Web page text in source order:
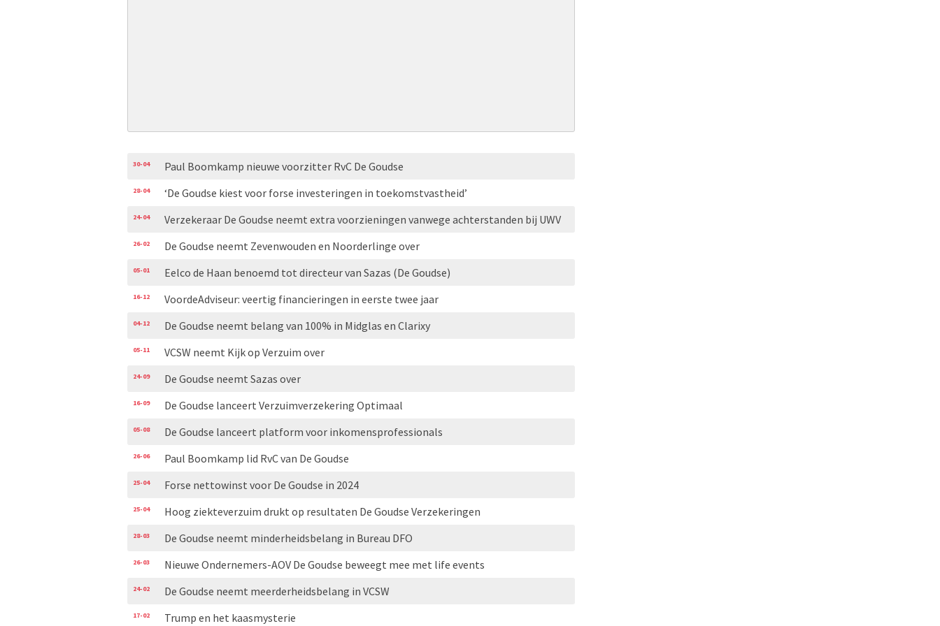
30-04 Paul Boomkamp nieuwe voorzitter RvC De Goudse
28-04 ‘De Goudse kiest voor forse investeringen in toekomstvastheid’
24-04 Verzekeraar De Goudse neemt extra voorzieningen vanwege achterstanden bij UWV
26-02 De Goudse neemt Zevenwouden en Noorderlinge over
05-01 Eelco de Haan benoemd tot directeur van Sazas (De Goudse)
16-12 VoordeAdviseur: veertig financieringen in eerste twee jaar
04-12 De Goudse neemt belang van 100% in Midglas en Clarixy
05-11 VCSW neemt Kijk op Verzuim over
24-09 De Goudse neemt Sazas over
16-09 De Goudse lanceert Verzuimverzekering Optimaal
05-08 De Goudse lanceert platform voor inkomensprofessionals
26-06 Paul Boomkamp lid RvC van De Goudse
25-04 Forse nettowinst voor De Goudse in 2024
25-04 Hoog ziekteverzuim drukt op resultaten De Goudse Verzekeringen
28-03 De Goudse neemt minderheidsbelang in Bureau DFO
26-03 Nieuwe Ondernemers-AOV De Goudse beweegt mee met life events
24-02 De Goudse neemt meerderheidsbelang in VCSW
17-02 Trump en het kaasmysterie